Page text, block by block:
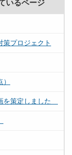
いるページ
策プロジェクト
を策定しました